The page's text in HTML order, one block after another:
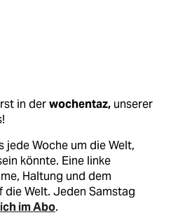
in derwochentaz, unserer
jede Woche um die Welt,
könnte. Eine linke
Haltung und dem
die Welt. Jeden Samstag
im Abo.